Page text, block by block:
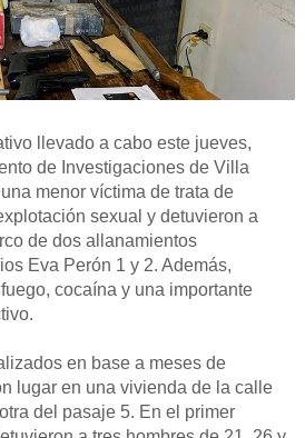
llevado a cabo este jueves,
de Investigaciones de Villa
menor víctima de trata de
sexual y detuvieron a
de dos allanamientos
Eva Perón 1 y 2. Además,
cocaína y una importante
en base a meses de
lugar en una vivienda de la calle
del pasaje 5. En el primer